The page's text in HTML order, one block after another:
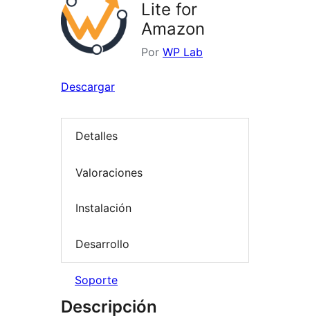
Lite for
Amazon
Por WP Lab
Descargar
Detalles
Valoraciones
Instalación
Desarrollo
Soporte
Descripción